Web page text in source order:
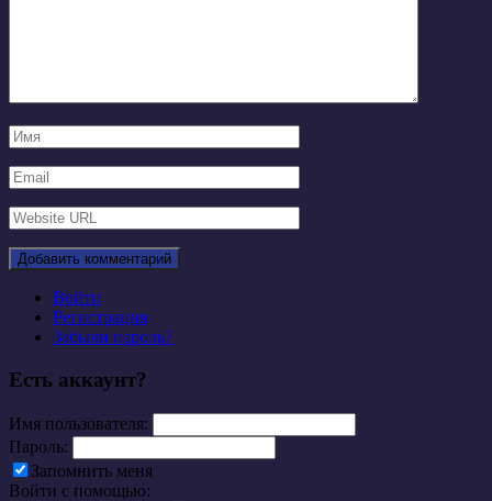
Войти
Регистрация
Забыли пароль?
Есть аккаунт?
Имя пользователя:
Пароль:
Запомнить меня
Войти с помощью: